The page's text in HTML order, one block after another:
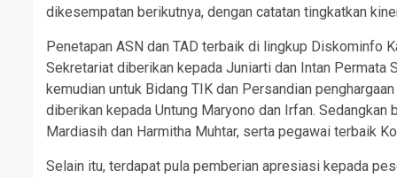
dikesempatan berikutnya, dengan catatan tingkatkan
Penetapan ASN dan TAD terbaik di lingkup Diskominfo
Sekretariat diberikan kepada Juniarti dan Intan Permata
kemudian untuk Bidang TIK dan Persandian
diberikan kepada Untung Maryono dan Irfan. Sedangkan
Mardiasih dan Harmitha Muhtar, serta pegawai terbaik
Selain itu, terdapat pula pemberian apresiasi kepada